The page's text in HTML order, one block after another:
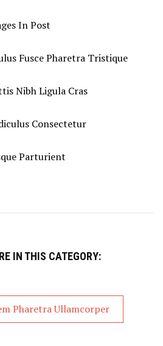
In Post
Fusce Pharetra Tristique
Nibh Ligula Cras
Consectetur
Parturient
IN THIS CATEGORY:
Pharetra Ullamcorper